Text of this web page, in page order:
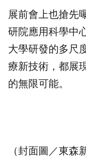
展前會上也搶先
研院應用科學中
大學研發的多尺
療新技術，都展
的無限可能。
（封面圖／東森